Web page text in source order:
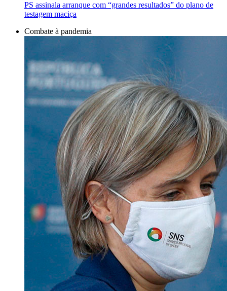
PS assinala arranque com “grandes resultados” do plano de
testagem maciça
Combate à pandemia